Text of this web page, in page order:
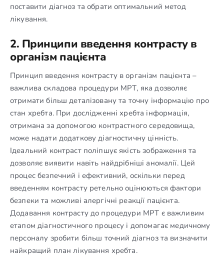
поставити діагноз та обрати оптимальний метод
лікування.
2. Принципи введення контрасту в
організм пацієнта
Принцип введення контрасту в організм пацієнта –
важлива складова процедури МРТ, яка дозволяє
отримати більш деталізовану та точну інформацію про
стан хребта. При дослідженні хребта інформація,
отримана за допомогою контрастного середовища,
може надати додаткову діагностичну цінність.
Ідеальний контраст поліпшує якість зображення та
дозволяє виявити навіть найдрібніші аномалії. Цей
процес безпечний і ефективний, оскільки перед
введенням контрасту ретельно оцінюються фактори
безпеки та можливі алергічні реакції пацієнта.
Додавання контрасту до процедури МРТ є важливим
етапом діагностичного процесу і допомагає медичному
персоналу зробити більш точний діагноз та визначити
найкращий план лікування хребта.